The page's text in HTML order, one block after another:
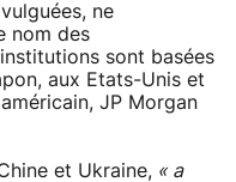
ne
nom des
sont basées
aux Etats-Unis et
JP Morgan
et Ukraine, « a